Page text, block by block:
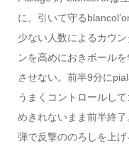
に。引いて守る
少ない人数によるカウ
ンを高めにおきボール
させない。前半9分に
うまくコントロールし
めきれないまま前半終
弾で反撃ののろしを上